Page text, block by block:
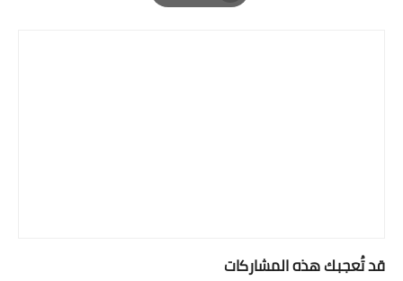
Print
قد تُعجبك هذه المشاركات